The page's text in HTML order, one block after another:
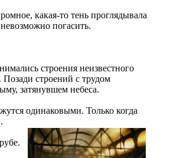
какая-то тень проглядывала
погасить.
строения неизвестного
строений с трудом
затянувшем небеса.
одинаковыми. Только когда